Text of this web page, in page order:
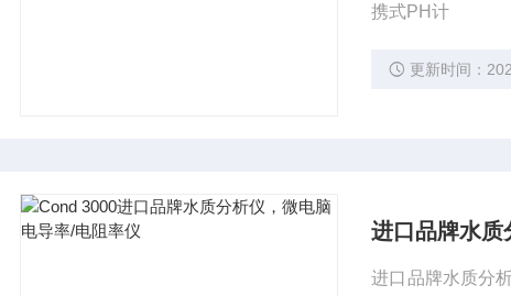
携式PH计
更新时间：
进口品牌水质
进口品牌水质分